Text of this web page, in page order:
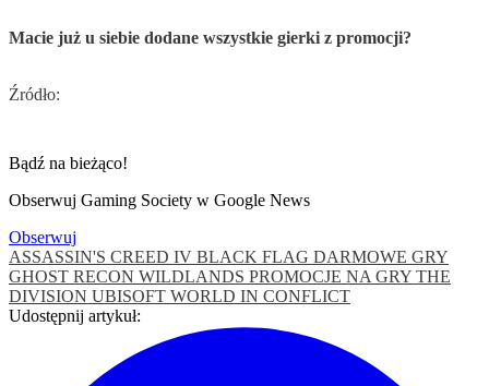
Macie już u siebie dodane wszystkie gierki z promocji?
Źródło:
Bądź na bieżąco!
Obserwuj Gaming Society w Google News
Obserwuj
ASSASSIN'S CREED IV BLACK FLAG DARMOWE GRY
GHOST RECON WILDLANDS PROMOCJE NA GRY THE
DIVISION UBISOFT WORLD IN CONFLICT
Udostępnij artykuł: